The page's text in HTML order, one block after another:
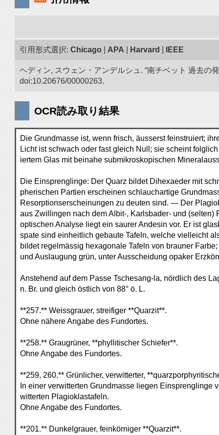
引用形式選択: Chicago APA Harvard IEEE
ヘディン, スウェン・アンデルシュ. “南チベット 過去の
doi:10.20676/00000263.
OCR読み取り結果
Die Grundmasse ist, wenn frisch, äusserst feinstruiert;
Licht ist schwach oder fast gleich Null; sie scheint
iertem Glas mit beinahe submikroskopischen
Die Einsprenglinge: Der Quarz bildet Dihexaeder mit
pherischen Partien erscheinen schlauchartige
Resorptionserscheinungen zu deuten sind. — Der
aus Zwillingen nach dem Albit-, Karlsbader- und (selten)
optischen Analyse liegt ein saurer Andesin vor. Er ist
spate sind einheitlich gebaute Tafeln, welche vielleicht
bildet regelmässig hexagonale Tafeln von brauner
und Auslaugung grün, unter Ausscheidung opaker
Anstehend auf dem Passe Tschesang-la, nördlich des
n. Br. und gleich östlich von 88° ö. L.
**257.** Weissgrauer, streifiger **Quarzit**.
Ohne nähere Angabe des Fundortes.
**258.** Graugrüner, **phyllitischer Schiefer**.
Ohne Angabe des Fundortes.
**259, 260.** Grünlicher, verwitterter,
In einer verwitterten Grundmasse liegen Einsprenglinge
witterten Plagioklastafeln.
Ohne Angabe des Fundortes.
**201.** Dunkelgrauer, feinkörniger **Quarzit**.